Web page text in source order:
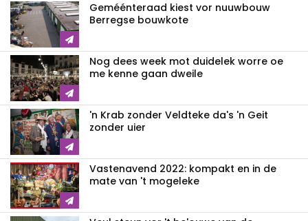
Geméénteraad kiest vor nuuwbouw
Berregse bouwkote
Nog dees week mot duidelek worre oe
me kenne gaan dweile
'n Krab zonder Veldteke da's 'n Geit
zonder uier
Vastenavend 2022: kompakt en in de
mate van 't mogeleke